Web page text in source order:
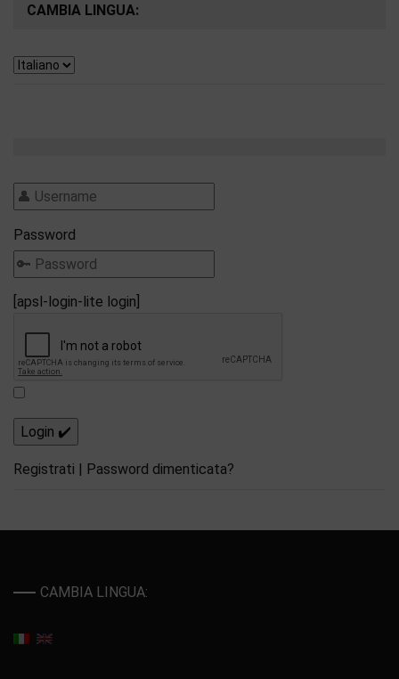
CAMBIA LINGUA:
Password
[apsl-login-lite login]
Registrati | Password dimenticata?
CAMBIA LINGUA: